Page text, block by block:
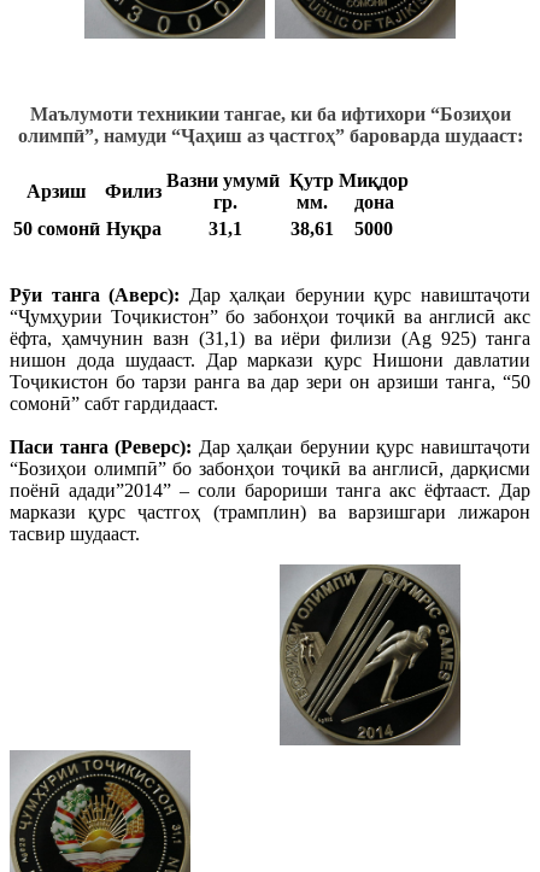
Маълумоти техникии тангае, ки ба ифтихори “Бозиҳои
олимпӣ”, намуди “Ҷаҳиш аз ҷастгоҳ”бароварда шудааст:
Арзиш Филиз
Вазни умумӣ
гр.
Қутр
мм.
Миқдор
дона
50 сомонӣ Нуқра 31,1 38,61 5000
Рӯи танга (Аверс): Дар ҳалқаи берунии қурс навиштаҷоти
“Ҷумҳурии Тоҷикистон” бо забонҳои тоҷикӣ ва англисӣ акс
ёфта, ҳамчунин вазн (31,1) ва иёри филизи (Ag 925) танга
нишон дода шудааст. Дар маркази қурс Нишони давлатии
Тоҷикистон бо тарзи ранга ва дар зери он арзиши танга, “50
сомонӣ” сабт гардидааст.
Паси танга (Реверс): Дар ҳалқаи берунии қурс навиштаҷоти
“Бозиҳои олимпӣ” бо забонҳои тоҷикӣ ва англисӣ, дарқисми
поёнӣ адади”2014” – соли барориши танга акс ёфтааст. Дар
маркази қурс ҷастгоҳ (трамплин) ва варзишгари лижарон
тасвир шудааст.